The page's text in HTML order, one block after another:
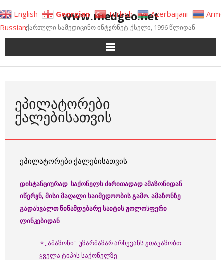
to
content
www.medgeo.net
ქართული სამედიცინო ინტერნეტ-ქსელი, 1996 წლიდან
ᲔᲞᲘᲚᲐᲢᲝᲠᲔᲑᲘ
ᲥᲐᲚᲔᲑᲘᲡᲐᲗᲕᲘᲡ
ეპილატორები ქალებისათვის
დისტანციურად საქონელს ძირითადად ამაზონიდან
იწერენ, მისი მაღალი საიმედოობის გამო. ამაზონზე
გადახვალთ წინამდებარე საიტის ჟოლოსფერი
ლინკებიდან
✧,,ამაზონი” უზარმაზარ არჩევანს გთავაზობთ
ყველა ტიპის საქონელზე
English Georgian Turkish Azerbaijani
Russian